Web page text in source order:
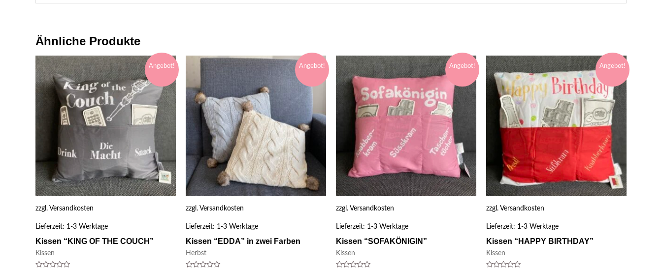
Ähnliche Produkte
Angebot!
zzgl. Versandkosten
Lieferzeit: 1-3 Werktage
Kissen “KING OF THE COUCH”
Kissen
Angebot!
zzgl. Versandkosten
Lieferzeit: 1-3 Werktage
Kissen “EDDA” in zwei Farben
Herbst
Angebot!
zzgl. Versandkosten
Lieferzeit: 1-3 Werktage
Kissen “SOFAKÖNIGIN”
Kissen
Angebot!
zzgl. Versandkosten
Lieferzeit: 1-3 Werktage
Kissen “HAPPY BIRTHDAY”
Kissen